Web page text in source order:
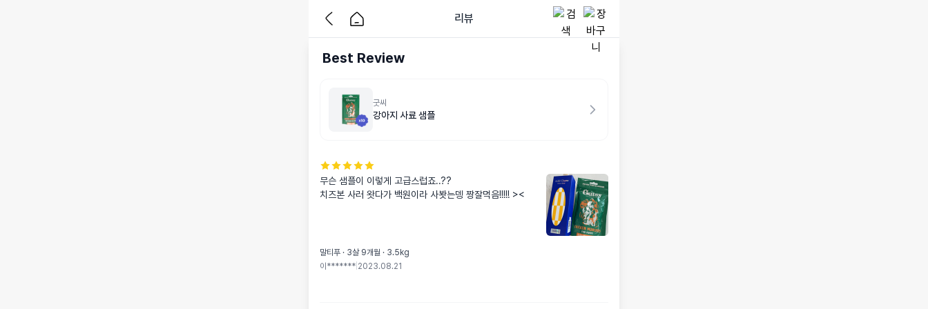
리뷰
Best Review
굿씨
강아지 사료 샘플
무슨 샘플이 이렇게 고급스럽죠..??
치즈본 사러 왓다가 백원이라 사봣는뎅 짱잘먹음!!!!! ><
말티푸 · 3살 9개월 · 3.5kg
이******* 2023.08.21